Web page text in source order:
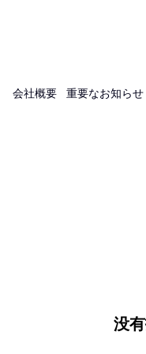
会社概要 重要なお知らせ
没